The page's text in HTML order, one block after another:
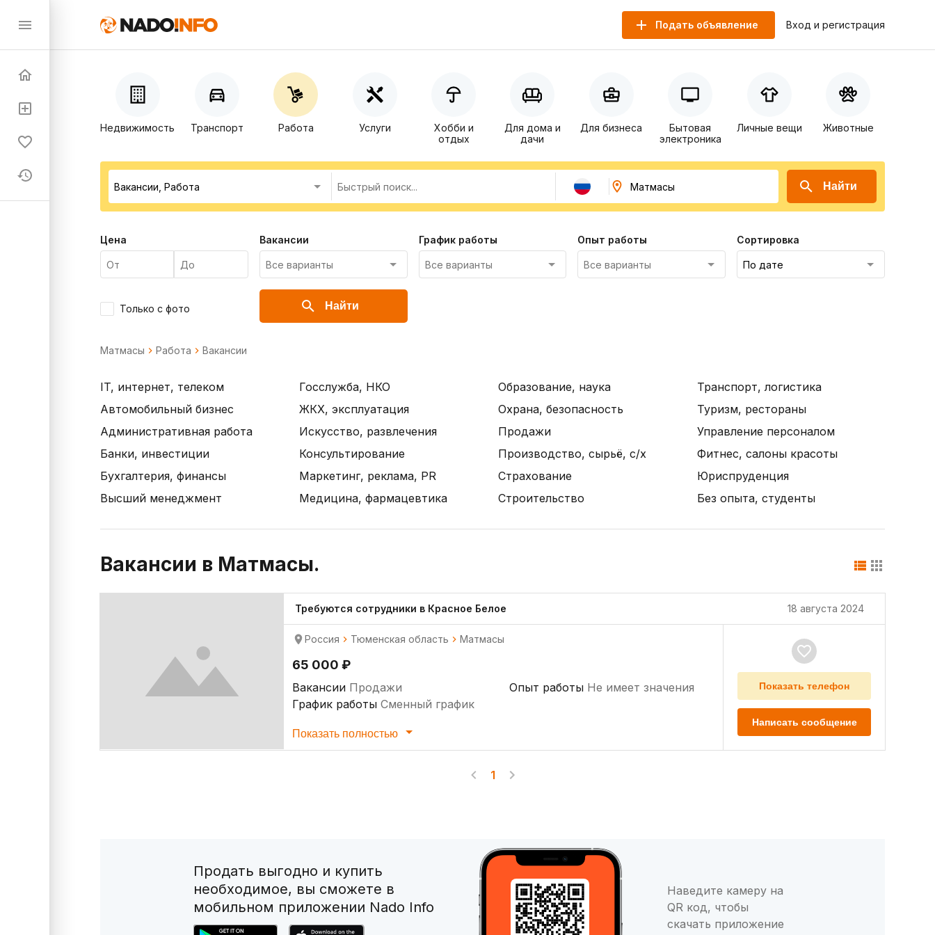
Подать объявление Вход и регистрация
Недвижимость Транспорт Работа Услуги
Хобби и
отдых
Для дома и
дачи
Для бизнеса
Бытовая
электроника
Личные вещи Животные
Найти
Цена Вакансии График работы Опыт работы Сортировка
Только с фото Найти
Матмасы Работа Вакансии
IT, интернет, телеком
Автомобильный бизнес
Административная работа
Банки, инвестиции
Бухгалтерия, финансы
Высший менеджмент
Госслужба, НКО
ЖКХ, эксплуатация
Искусство, развлечения
Консультирование
Маркетинг, реклама, PR
Медицина, фармацевтика
Образование, наука
Охрана, безопасность
Продажи
Производство, сырьё, с/х
Страхование
Строительство
Транспорт, логистика
Туризм, рестораны
Управление персоналом
Фитнес, салоны красоты
Юриспруденция
Без опыта, студенты
Вакансии в Матмасы.
Требуются сотрудники в Красное Белое 18 августа 2024
Россия Тюменская область Матмасы
65 000 ₽
Вакансии Продажи
График работы Сменный график
Опыт работы Не имеет значения
Показать полностью
Показать телефон
Написать сообщение
1
Продать выгодно и купить
необходимое, вы сможете в
мобильном приложении Nado Info
Наведите камеру на
QR код, чтобы
скачать приложение